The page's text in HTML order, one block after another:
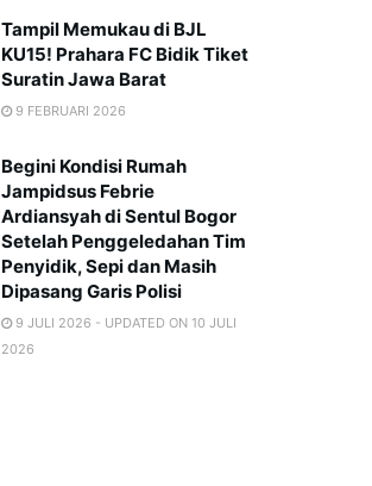
Tampil Memukau di BJL
KU15! Prahara FC Bidik Tiket
Suratin Jawa Barat
9 FEBRUARI 2026
Begini Kondisi Rumah
Jampidsus Febrie
Ardiansyah di Sentul Bogor
Setelah Penggeledahan Tim
Penyidik, Sepi dan Masih
Dipasang Garis Polisi
9 JULI 2026 - UPDATED ON 10 JULI
2026